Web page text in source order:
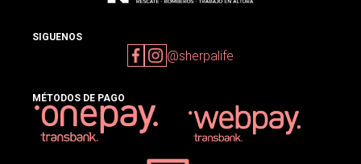
SIGUENOS
@sherpalife
MÉTODOS DE PAGO